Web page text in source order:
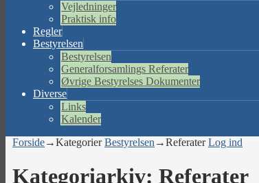
Vejledninger
Praktisk info
Regler
Bestyrelsen
Bestyrelsen
Generalforsamlings Referater
Øvrige Bestyrelses Dokumenter
Diverse
Links
Kalender
Forside→KategorierBestyrelsen →Referater Log ind
Kategoriarkiv: Referater